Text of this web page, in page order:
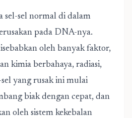
sel-sel normal di dalam
pada DNA-nya.
oleh banyak faktor,
kimia berbahaya, radiasi,
yang rusak ini mulai
biak dengan cepat, dan
oleh sistem kekebalan